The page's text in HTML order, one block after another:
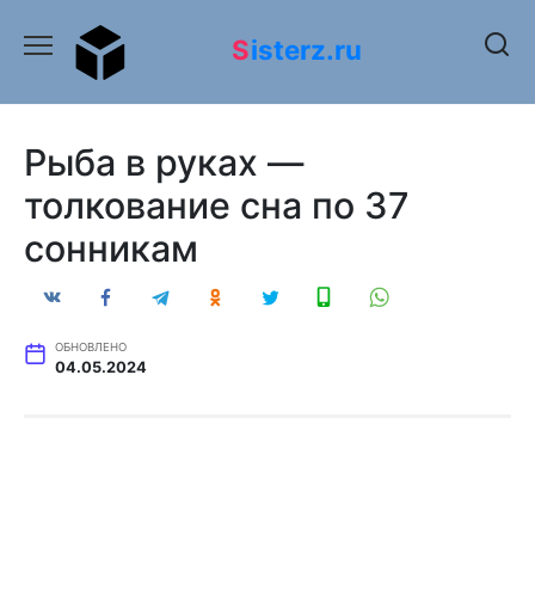
содержанию
Sisterz.ru
Рыба в руках —
толкование сна по 37
сонникам
ОБНОВЛЕНО
04.05.2024